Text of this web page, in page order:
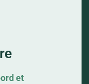
et